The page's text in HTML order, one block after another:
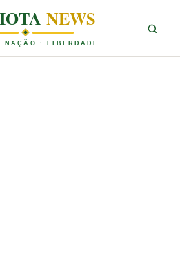
NEWS
NAÇÃO · LIBERDADE